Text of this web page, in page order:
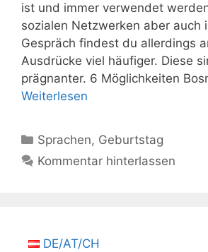
ist und immer verwendet
sozialen Netzwerken aber auch
Gespräch findest du allerdings
Ausdrücke viel häufiger. Diese
prägnanter. 6 Möglichkeiten
Weiterlesen
Kategorien
Sprachen, Geburtstag
Kommentar hinterlassen
DE/AT/CH